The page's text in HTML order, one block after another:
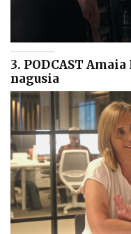
3. PODCAST
nagusia